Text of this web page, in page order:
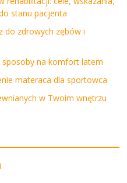
stanu pacjenta
do zdrowych zębów i
sposoby na komfort latem
materaca dla sportowca
w Twoim wnętrzu